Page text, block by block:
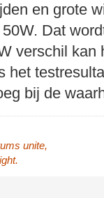
en grote
Dat
verschil kan
het
bij de
unite,